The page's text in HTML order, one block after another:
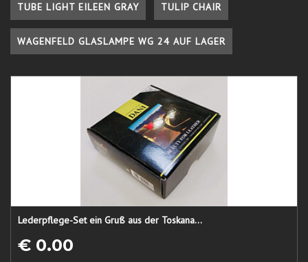
TUBE LIGHT EILEEN GRAY TULIP CHAIR
WAGENFELD GLASLAMPE WG 24 AUF LAGER
Lederpflege-Set ein Gruß aus der Toskana...
€ 0.00